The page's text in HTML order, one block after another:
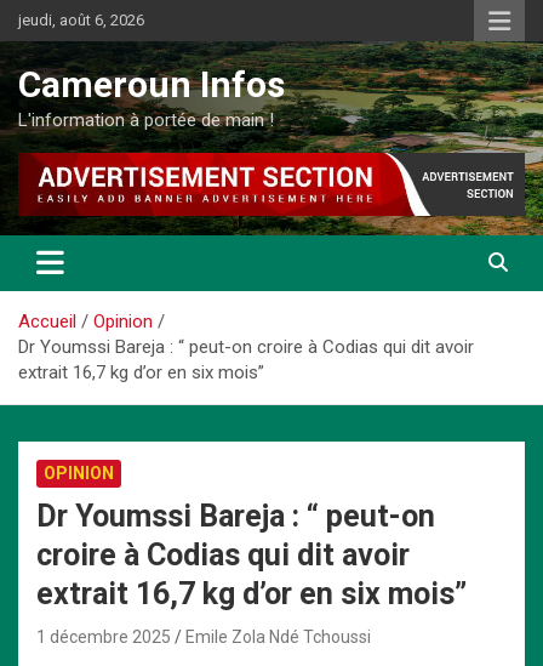
Aller
au
contenu
jeudi, août 6, 2026
Cameroun Infos
L'information à portée de main !
Accueil
Opinion
Dr Youmssi Bareja : “ peut-on croire à Codias qui dit avoir
extrait 16,7 kg d’or en six mois”
OPINION
Dr Youmssi Bareja : “ peut-on
croire à Codias qui dit avoir
extrait 16,7 kg d’or en six mois”
1 décembre 2025 Emile Zola Ndé Tchoussi